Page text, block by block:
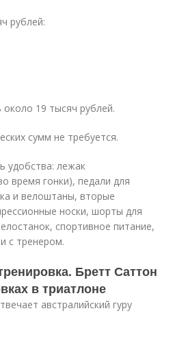
рублей:
около 19 тысяч рублей.
сумм не требуется.
удобства: лежак
время гонки), педали для
и велоштаны, вторые
носки, шорты для
спортивное питание,
с тренером.
Бретт Саттон
в триатлоне
австралийский гуру